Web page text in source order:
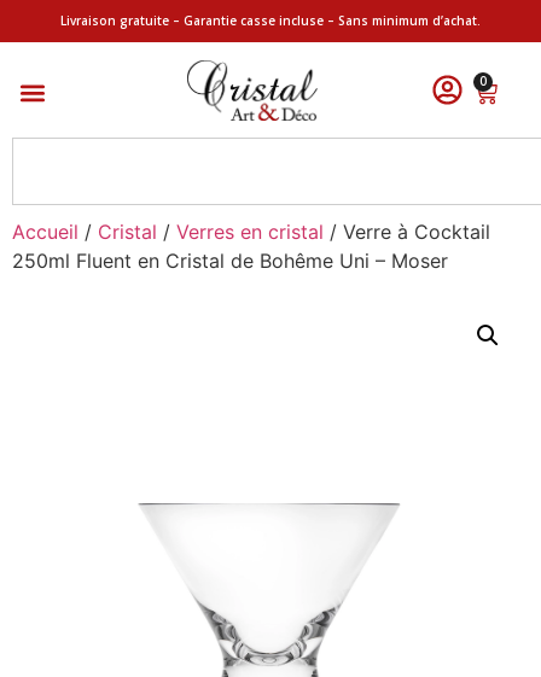
Livraison gratuite – Garantie casse incluse – Sans minimum d’achat.
0
Accueil / Cristal / Verres en cristal / Verre à Cocktail
250ml Fluent en Cristal de Bohême Uni – Moser